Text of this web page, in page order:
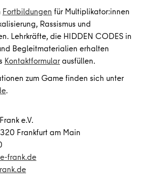
Fortbildungen für Multiplikator:innen
Rassismus und
Lehrkräfte, die HIDDEN CODES in
Begleitmaterialien erhalten
Kontaktformularausfüllen.
zum Game finden sich unter
.
e.V.
Frankfurt am Main
frank.de